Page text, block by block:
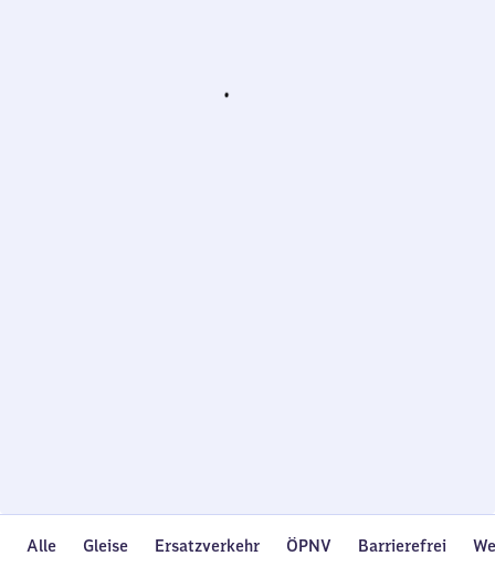
Alle Gleise Ersatzverkehr ÖPNV Barrierefrei